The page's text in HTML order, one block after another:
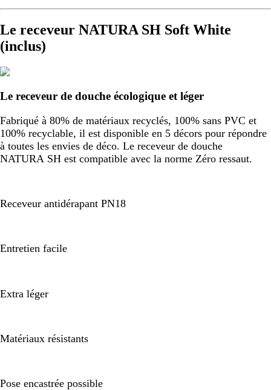
Le receveur NATURA SH Soft White
(inclus)
Le receveur de douche écologique et léger
Fabriqué à 80% de matériaux recyclés, 100% sans PVC et
100% recyclable, il est disponible en 5 décors pour répondre
à toutes les envies de déco. Le receveur de douche
NATURA SH est compatible avec la norme Zéro ressaut.
Receveur antidérapant PN18
Entretien facile
Extra léger
Matériaux résistants
Pose encastrée possible